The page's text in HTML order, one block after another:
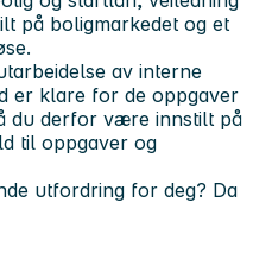
på boligmarkedet og et
av interne
er klare for de oppgaver
du derfor være innstilt på
til oppgaver og
utfordring for deg? Da